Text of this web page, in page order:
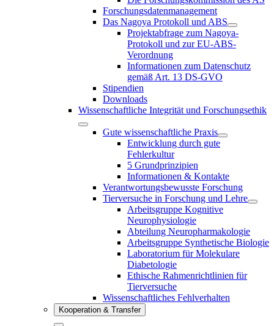
Forschungsdatenmanagement
Das Nagoya Protokoll und ABS
Projektabfrage zum Nagoya-
Protokoll und zur EU-ABS-
Verordnung
Informationen zum Datenschutz
gemäß Art. 13 DS-GVO
Stipendien
Downloads
Wissenschaftliche Integrität und Forschungsethik
Gute wissenschaftliche Praxis
Entwicklung durch gute
Fehlerkultur
5 Grundprinzipien
Informationen & Kontakte
Verantwortungsbewusste Forschung
Tierversuche in Forschung und Lehre
Arbeitsgruppe Kognitive
Neurophysiologie
Abteilung Neuropharmakologie
Arbeitsgruppe Synthetische Biologie
Laboratorium für Molekulare
Diabetologie
Ethische Rahmenrichtlinien für
Tierversuche
Wissenschaftliches Fehlverhalten
Kooperation & Transfer